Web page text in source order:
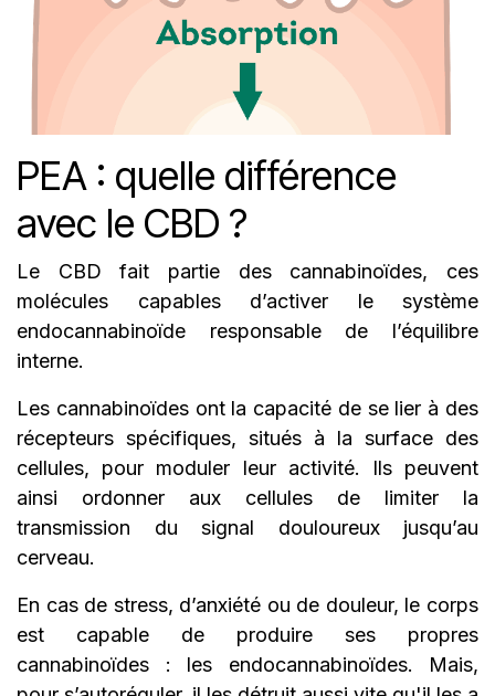
PEA : quelle différence
avec le CBD ?
Le CBD fait partie des cannabinoïdes, ces
molécules capables d’activer le système
endocannabinoïde responsable de l’équilibre
interne.
Les cannabinoïdes ont la capacité de se lier à des
récepteurs spécifiques, situés à la surface des
cellules, pour moduler leur activité. Ils peuvent
ainsi ordonner aux cellules de limiter la
transmission du signal douloureux jusqu’au
cerveau.
En cas de stress, d’anxiété ou de douleur, le corps
est capable de produire ses propres
cannabinoïdes : les endocannabinoïdes. Mais,